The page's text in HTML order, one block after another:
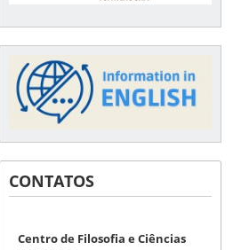
CONTATOS
Centro de Filosofia e Ciências